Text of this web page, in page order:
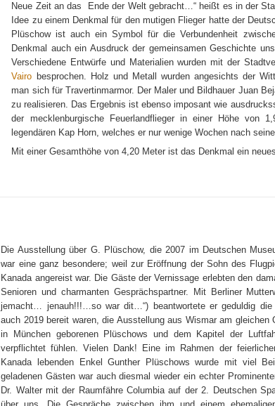
Neue Zeit an das Ende der Welt gebracht…“ heißt es in der
Idee zu einem Denkmal für den mutigen Flieger hatte der
Plüschow ist auch ein Symbol für die Verbundenheit
Denkmal auch ein Ausdruck der gemeinsamen Geschichte
Verschiedene Entwürfe und Materialien wurden mit der
Vairo besprochen. Holz und Metall wurden angesichts der
man sich für Travertinmarmor. Der Maler und Bildhauer Juan
zu realisieren. Das Ergebnis ist ebenso imposant wie
der mecklenburgische Feuerlandflieger in einer Höhe von
legendären Kap Horn, welches er nur wenige Wochen nach
Mit einer Gesamthöhe von 4,20 Meter ist das Denkmal ein
Die Ausstellung über G. Plüschow, die 2007 im Deutschen
war eine ganz besondere; weil zur Eröffnung der Sohn des
Kanada angereist war. Die Gäste der Vernissage erlebten den
Senioren und charmanten Gesprächspartner. Mit Berliner
jemacht… jenauh!!!…so war dit…“) beantwortete er geduldig die
auch 2019 bereit waren, die Ausstellung aus Wismar am
in München geborenen Plüschows und dem Kapitel der
verpflichtet fühlen. Vielen Dank! Eine im Rahmen der
Kanada lebenden Enkel Gunther Plüschows wurde mit viel
geladenen Gästen war auch diesmal wieder ein echter
Dr. Walter mit der Raumfähre Columbia auf der 2. Deutschen